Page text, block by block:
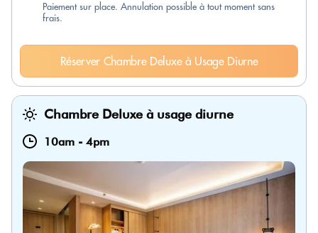
Paiement sur place. Annulation possible à tout moment sans
frais.
Réserver Chambre Deluxe à Usage Diurne
Chambre Deluxe à usage diurne
10am - 4pm